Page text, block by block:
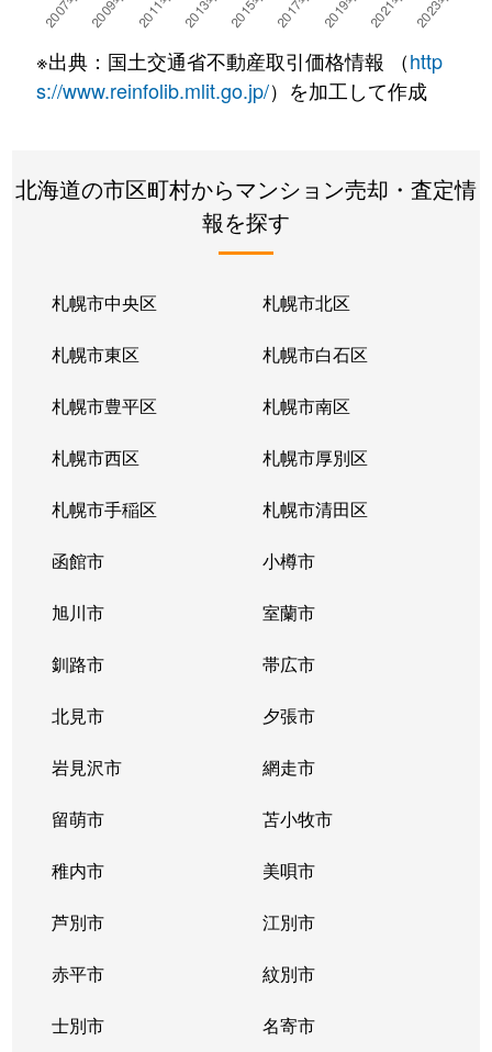
湯川町 780万円 湯の川温泉
徒歩4
湯浜町
450万円 函館アリーナ前
徒歩15
若松町
630万円 函館駅前 徒歩6
※出典：国土交通省不動産取引価格情報 （http
s://www.reinfolib.mlit.go.jp/）を加工して作成
北海道の市区町村からマンション売却・査定情
報を探す
札幌市中央区 札幌市北区
札幌市東区 札幌市白石区
札幌市豊平区 札幌市南区
札幌市西区 札幌市厚別区
札幌市手稲区 札幌市清田区
函館市 小樽市
旭川市 室蘭市
釧路市 帯広市
北見市 夕張市
岩見沢市 網走市
留萌市 苫小牧市
稚内市 美唄市
芦別市 江別市
赤平市 紋別市
士別市 名寄市